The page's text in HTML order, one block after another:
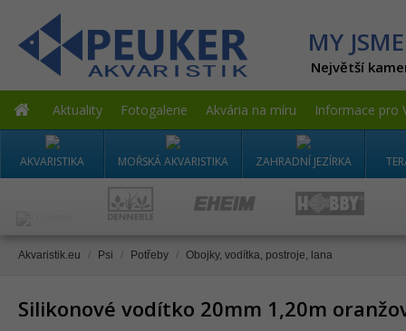
MY
Největší
Aktuality Fotogalerie Akvária na míru Informace pro
AKVARISTIKA MOŘSKÁ AKVARISTIKA ZAHRADNÍ JEZÍRKA
Akvaristik.eu / Psi / Potřeby / Obojky, vodítka, postroje, lana
Silikonové vodítko 20mm 1,20m